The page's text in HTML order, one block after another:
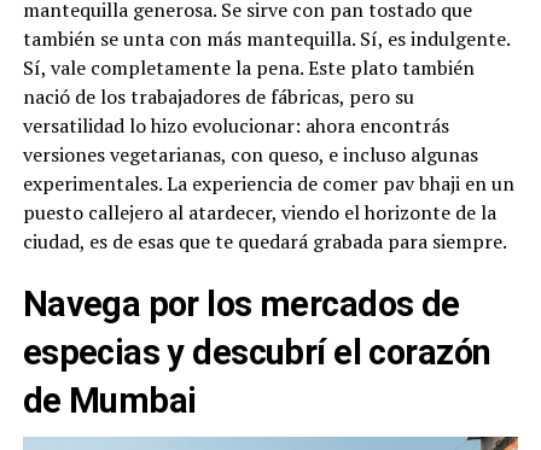
mantequilla generosa. Se sirve con pan tostado que
también se unta con más mantequilla. Sí, es indulgente.
Sí, vale completamente la pena. Este plato también
nació de los trabajadores de fábricas, pero su
versatilidad lo hizo evolucionar: ahora encontrás
versiones vegetarianas, con queso, e incluso algunas
experimentales. La experiencia de comer pav bhaji en un
puesto callejero al atardecer, viendo el horizonte de la
ciudad, es de esas que te quedará grabada para siempre.
Navega por los mercados de
especias y descubrí el corazón
de Mumbai